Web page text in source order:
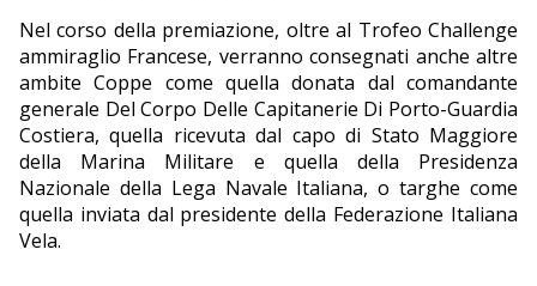
Nel corso della premiazione, oltre al Trofeo Challenge
ammiraglio Francese, verranno consegnati anche altre
ambite Coppe come quella donata dal comandante
generale Del Corpo Delle Capitanerie Di Porto-Guardia
Costiera, quella ricevuta dal capo di Stato Maggiore
della Marina Militare e quella della Presidenza
Nazionale della Lega Navale Italiana, o targhe come
quella inviata dal presidente della Federazione Italiana
Vela.